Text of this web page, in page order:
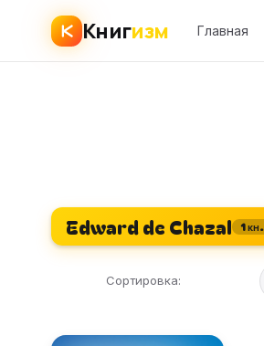
Книгизм Главная
Edward de Chazal 1 кн.
Сортировка: